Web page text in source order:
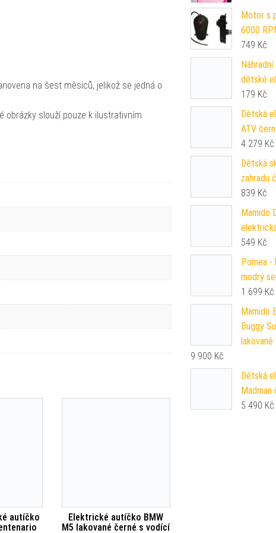
na šest měsíců, jelikož se jedná o
obrázky slouží pouze k ilustrativním
autíčko
Elektrické autíčko BMW
M5 lakované černé s vodící
Motor s
6000
749 Kč
dětské
179 Kč
Dětská
ATV
4 279 Kč
Dětská
zahradu
839 Kč
Mamido
549 Kč
Pomea -
modrý
1 699 Kč
Mamido
Buggy
lakované
9 900 Kč
Dětská
Madman
5 490 Kč